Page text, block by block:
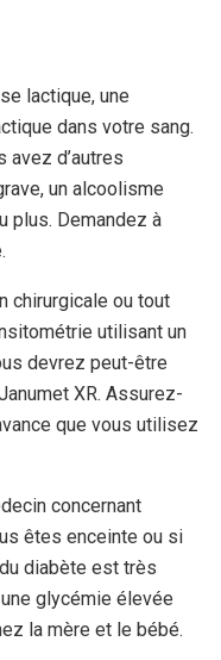
lactique, une
dans votre sang.
avez d’autres
un alcoolisme
plus. Demandez à
chirurgicale ou tout
utilisant un
devrez peut-être
XR. Assurez-
que vous utilisez
concernant
êtes enceinte ou si
diabète est très
glycémie élevée
la mère et le bébé.